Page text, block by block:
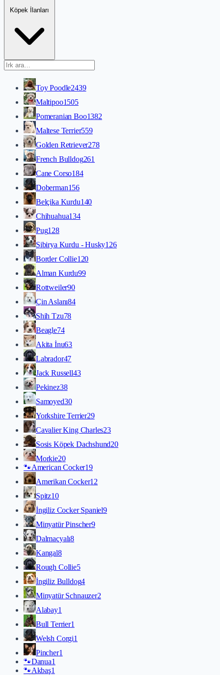
Köpek İlanları
Toy Poodle2439
Maltipoo1505
Pomeranian Boo1382
Maltese Terrier559
Golden Retriever278
French Bulldog261
Cane Corso184
Doberman156
Belçika Kurdu140
Chihuahua134
Pug128
Sibirya Kurdu - Husky126
Border Collie120
Alman Kurdu99
Rottweiler90
Çin Aslanı84
Shih Tzu78
Beagle74
Akita İnu63
Labrador47
Jack Russell43
Pekinez38
Samoyed30
Yorkshire Terrier29
Cavalier King Charles23
Sosis Köpek Dachshund20
Morkie20
🐾American Cocker19
Amerikan Cocker12
Spitz10
İngiliz Cocker Spaniel9
Minyatür Pinscher9
Dalmaçyalı8
Kangal8
Rough Collie5
İngiliz Bulldog4
Minyatür Schnauzer2
Alabay1
Bull Terrier1
Welsh Corgi1
Pincher1
🐾Danua1
🐾Akbaş1